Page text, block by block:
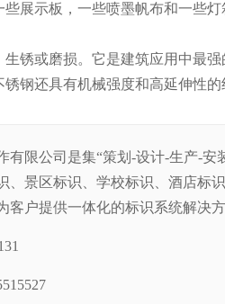
展示板，一些喷墨帆布和一些
锈或磨损。它是建筑应用中最
钢还具有机械强度和高延伸性
有限公司是集“策划-设计-生产-
、景区标识、学校标识、酒店标
客户提供一体化的标识系统解决方